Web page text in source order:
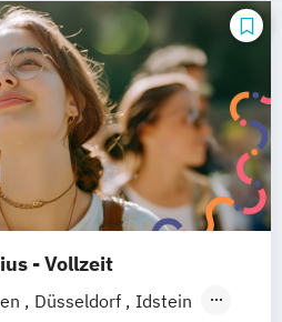
- Vollzeit
Düsseldorf
Idstein